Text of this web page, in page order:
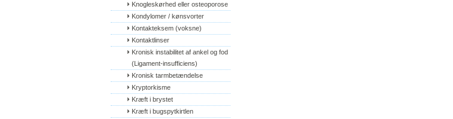
Knogleskørhed eller osteoporose
Kondylomer / kønsvorter
Kontakteksem (voksne)
Kontaktlinser
Kronisk instabilitet af ankel og fod
(Ligament-insufficiens)
Kronisk tarmbetændelse
Kryptorkisme
Kræft i brystet
Kræft i bugspytkirtlen